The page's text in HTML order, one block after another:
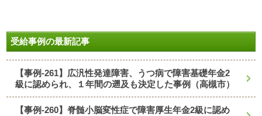
受給事例の最新記事
【事例-261】広汎性発達障害、うつ病で障害基礎年金2
級に認められ、１年間の遡及も決定した事例（高槻市）
【事例-260】脊髄小脳変性症で障害厚生年金2級に認め